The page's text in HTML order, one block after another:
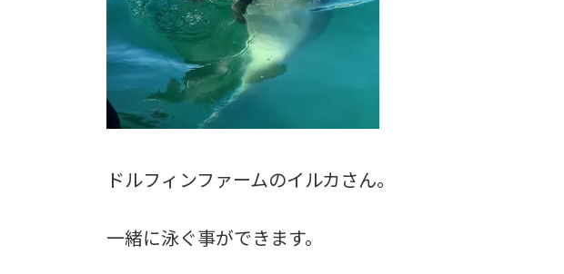
ドルフィンファームのイルカさん。
一緒に泳ぐ事ができます。